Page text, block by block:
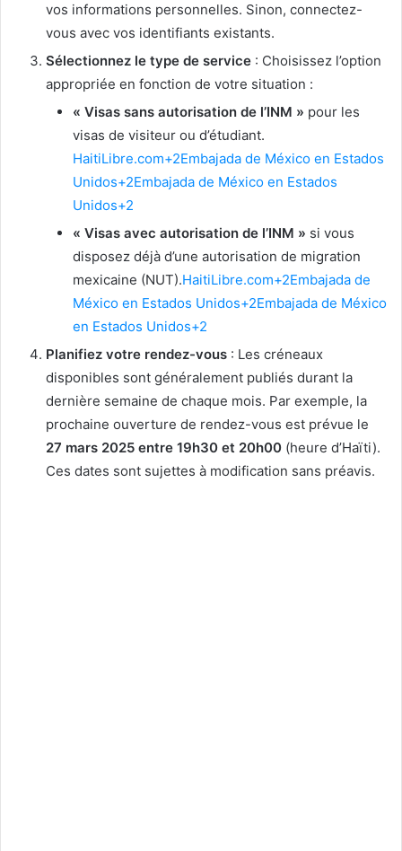
vos informations personnelles. Sinon, connectez-
vous avec vos identifiants existants.​
Sélectionnez le type de service : Choisissez l’option
appropriée en fonction de votre situation :​
« Visas sans autorisation de l’INM » pour les
visas de visiteur ou d’étudiant.​
HaitiLibre.com+2Embajada de México en Estados
Unidos+2Embajada de México en Estados
Unidos+2
« Visas avec autorisation de l’INM » si vous
disposez déjà d’une autorisation de migration
mexicaine (NUT).​HaitiLibre.com+2Embajada de
México en Estados Unidos+2Embajada de México
en Estados Unidos+2
Planifiez votre rendez-vous : Les créneaux
disponibles sont généralement publiés durant la
dernière semaine de chaque mois. Par exemple, la
prochaine ouverture de rendez-vous est prévue le
27 mars 2025 entre 19h30 et 20h00 (heure d’Haïti).
Ces dates sont sujettes à modification sans préavis.